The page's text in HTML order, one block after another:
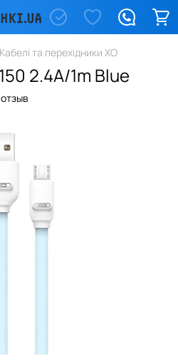
Кабелі та перехідники XO
2.4A/1m Blue